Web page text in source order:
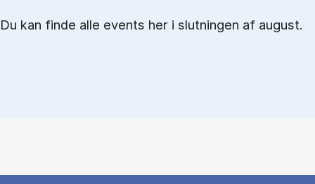
Du kan finde alle events her i slutningen af august.